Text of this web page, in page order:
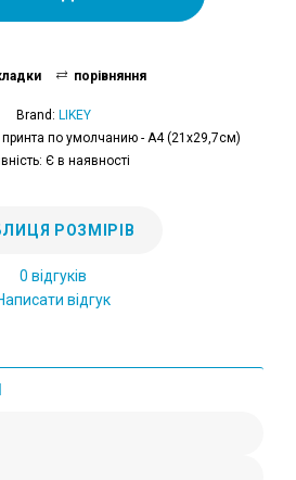
порівняння
Brand: LIKEY
по умолчанию - А4 (21x29,7см)
Є в наявності
РОЗМІРІВ
0 відгуків
відгук